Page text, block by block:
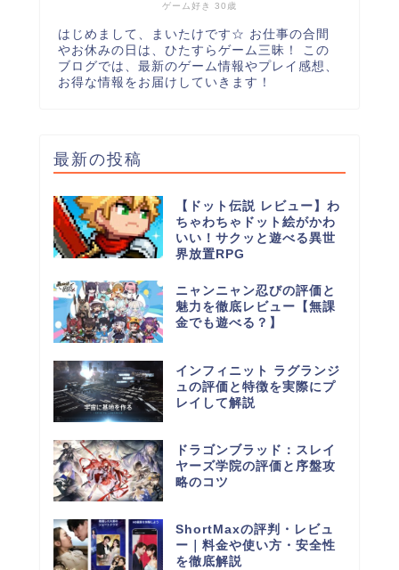
ゲーム好き 30歳
はじめまして、まいたけです☆ お仕事の合間
やお休みの日は、ひたすらゲーム三昧！ この
ブログでは、最新のゲーム情報やプレイ感想、
お得な情報をお届けしていきます！
最新の投稿
【ドット伝説 レビュー】わ
ちゃわちゃドット絵がかわ
いい！サクッと遊べる異世
界放置RPG
ニャンニャン忍びの評価と
魅力を徹底レビュー【無課
金でも遊べる？】
インフィニット ラグランジ
ュの評価と特徴を実際にプ
レイして解説
ドラゴンブラッド：スレイ
ヤーズ学院の評価と序盤攻
略のコツ
ShortMaxの評判・レビュ
ー｜料金や使い方・安全性
を徹底解説